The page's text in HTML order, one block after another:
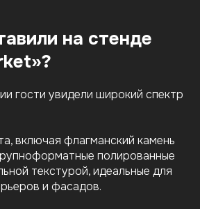
на стенде
гости увидели широкий спектр
включая флагманский камень
полированные
текстурой, идеальные для
и фасадов.